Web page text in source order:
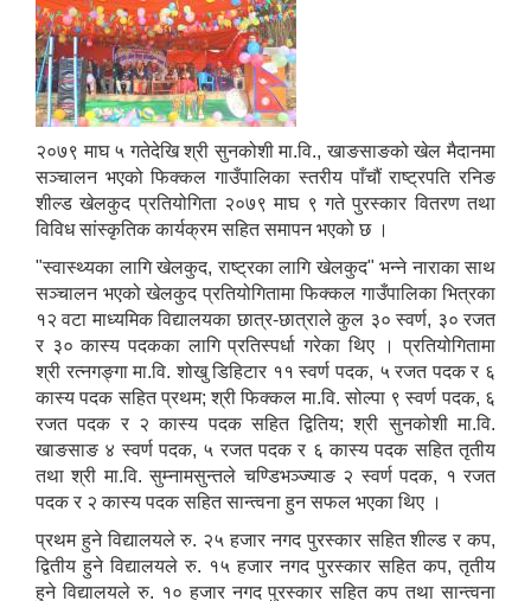
२०७९ माघ ५ गतेदेखि श्री सुनकोशी मा.वि., खाङसाङको खेल मैदानमा
सञ्चालन भएको फिक्कल गाउँपालिका स्तरीय पाँचौं राष्ट्रपति रनिङ
शील्ड खेलकुद प्रतियोगिता २०७९ माघ ९ गते पुरस्कार वितरण तथा
विविध सांस्कृतिक कार्यक्रम सहित समापन भएको छ ।
"स्वास्थ्यका लागि खेलकुद, राष्ट्रका लागि खेलकुद" भन्ने नाराका साथ
सञ्चालन भएको खेलकुद प्रतियोगितामा फिक्कल गाउँपालिका भित्रका
१२ वटा माध्यमिक विद्यालयका छात्र-छात्राले कुल ३० स्वर्ण, ३० रजत
र ३० कास्य पदकका लागि प्रतिस्पर्धा गरेका थिए । प्रतियोगितामा
श्री रत्नगङ्गा मा.वि. शोखु डिहिटार ११ स्वर्ण पदक, ५ रजत पदक र ६
कास्य पदक सहित प्रथम; श्री फिक्कल मा.वि. सोल्पा ९ स्वर्ण पदक, ६
रजत पदक र २ कास्य पदक सहित द्वितिय; श्री सुनकोशी मा.वि.
खाङसाङ ४ स्वर्ण पदक, ५ रजत पदक र ६ कास्य पदक सहित तृतीय
तथा श्री मा.वि. सुम्नामसुन्तले चण्डिभञ्ज्याङ २ स्वर्ण पदक, १ रजत
पदक र २ कास्य पदक सहित सान्त्वना हुन सफल भएका थिए ।
प्रथम हुने विद्यालयले रु. २५ हजार नगद पुरस्कार सहित शील्ड र कप,
द्वितीय हुने विद्यालयले रु. १५ हजार नगद पुरस्कार सहित कप, तृतीय
हुने विद्यालयले रु. १० हजार नगद पुरस्कार सहित कप तथा सान्त्वना